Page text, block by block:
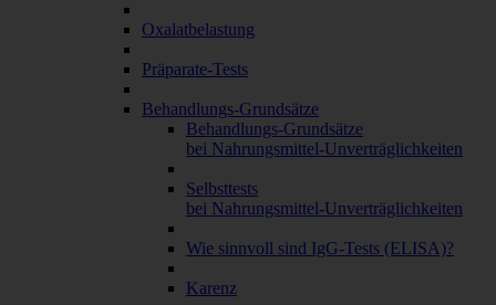
Oxalatbelastung
Präparate-Tests
Behandlungs-Grundsätze
Behandlungs-Grundsätze
bei Nahrungsmittel-Unverträglichkeiten
Selbsttests
bei Nahrungsmittel-Unverträglichkeiten
Wie sinnvoll sind IgG-Tests (ELISA)?
Karenz